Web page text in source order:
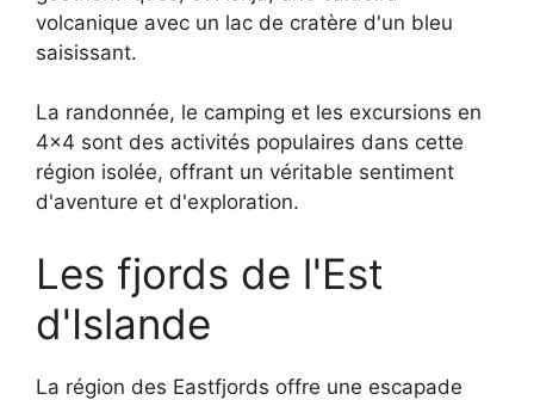
volcanique avec un lac de cratère d'un bleu
saisissant.
La randonnée, le camping et les excursions en
4×4 sont des activités populaires dans cette
région isolée, offrant un véritable sentiment
d'aventure et d'exploration.
Les fjords de l'Est
d'Islande
La région des Eastfjords offre une escapade